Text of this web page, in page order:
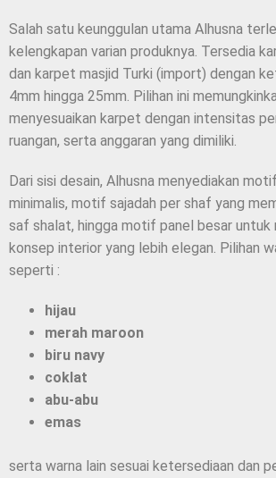
Salah satu keunggulan utama Alhusna
kelengkapan varian produknya. Tersedia
dan karpet masjid Turki (import) dengan
4mm hingga 25mm. Pilihan ini
menyesuaikan karpet dengan intensitas
ruangan, serta anggaran yang dimiliki.
Dari sisi desain, Alhusna menyediakan
minimalis, motif sajadah per shaf yang
saf shalat, hingga motif panel besar untuk
konsep interior yang lebih elegan. Pilihan
seperti :
hijau
merah maroon
biru navy
coklat
abu-abu
emas
serta warna lain sesuai ketersediaan dan